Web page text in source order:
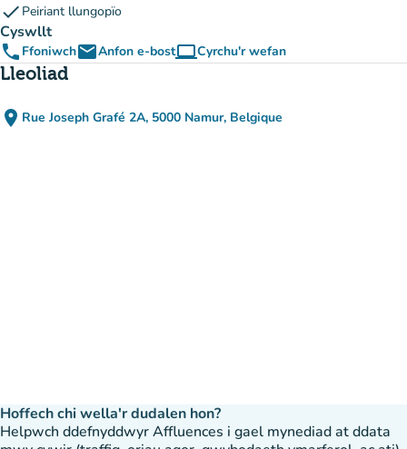
check Peiriant llungopïo
Cyswllt
phone FfoniwchemailAnfon e-bostcomputerCyrchu'r wefan
(tab newydd)
Lleoliad
place Rue Joseph Grafé 2A, 5000 Namur, Belgique
(agor yn Google Maps)
(tab newydd)
Hoffech chi wella'r dudalen hon?
Helpwch ddefnyddwyr Affluences i gael mynediad at ddata